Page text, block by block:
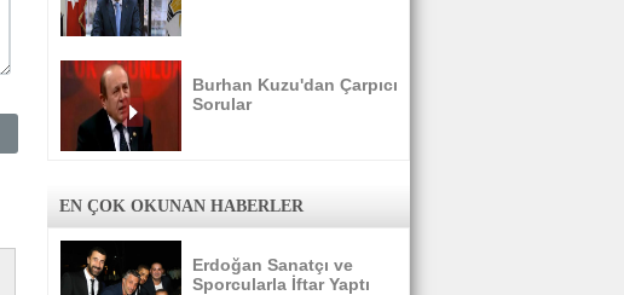
Burhan Kuzu'dan Çarpıcı
Sorular
EN ÇOK OKUNAN HABERLER
Erdoğan Sanatçı ve
Sporcularla İftar Yaptı